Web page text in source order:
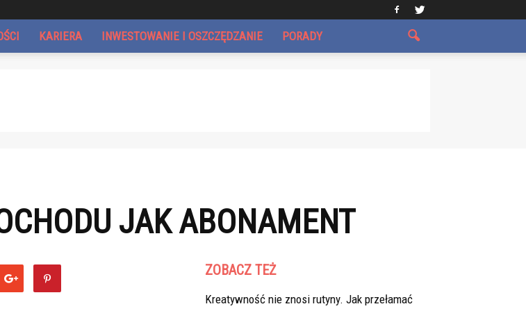
KARIERA INWESTOWANIE I OSZCZĘDZANIE PORADY
JAK ABONAMENT
ZOBACZ TEŻ
Kreatywność nie znosi rutyny. Jak przełamać